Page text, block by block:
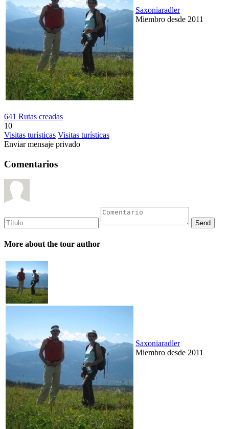
Saxoniaradler
Miembro desde 2011
641 Rutas creadas
10
Visitas turísticas Visitas turísticas
Enviar mensaje privado
Comentarios
More about the tour author
Saxoniaradler
Miembro desde 2011